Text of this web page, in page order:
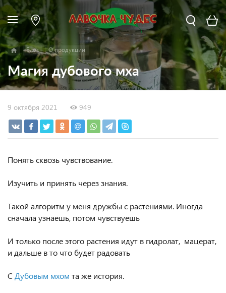
Блог О продукции
Магия дубового мха
9 октября 2021 949
Понять сквозь чувствование.
Изучить и принять через знания.
Такой алгоритм у меня дружбы с растениями. Иногда
сначала узнаешь, потом чувствуешь
И только после этого растения идут в гидролат, мацерат,
и дальше в то что будет радовать
С Дубовым мхом та же история.